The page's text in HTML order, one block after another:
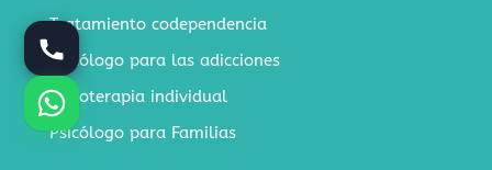
Tratamiento codependencia
Psicólogo para las adicciones
Psicoterapia individual
Psicólogo para Familias